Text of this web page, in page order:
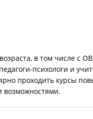
в том числе с
психологи и
проходить курсы
возможностями.